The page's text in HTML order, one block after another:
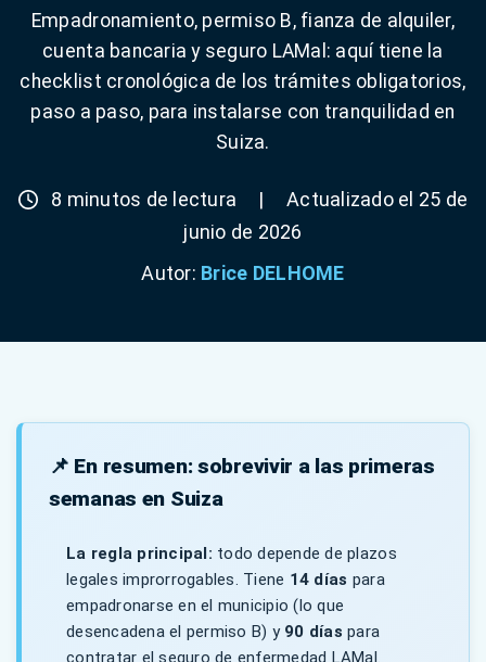
Empadronamiento, permiso B, fianza de alquiler,
cuenta bancaria y seguro LAMal: aquí tiene la
checklist cronológica de los trámites obligatorios,
paso a paso, para instalarse con tranquilidad en
Suiza.
8 minutos de lectura |
Actualizado el 25 de
junio de 2026
Autor: Brice DELHOME
📌 En resumen: sobrevivir a las primeras
semanas en Suiza
La regla principal: todo depende de plazos
legales improrrogables. Tiene 14 días para
empadronarse en el municipio (lo que
desencadena el permiso B) y 90 días para
contratar el seguro de enfermedad LAMal.